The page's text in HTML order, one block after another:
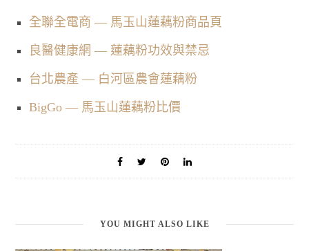
全聯全電商 — 馬玉山蓮藕粉商品頁
良醫健康網 — 蓮藕粉功效與禁忌
台北農產 — 白河區農會蓮藕粉
BigGo — 馬玉山蓮藕粉比價
YOU MIGHT ALSO LIKE